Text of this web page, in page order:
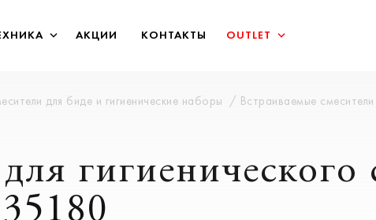
АКЦИИ КОНТАКТЫ OUTLET
для биде и гигиенические наборы Встраиваемые смесители
гигиенического